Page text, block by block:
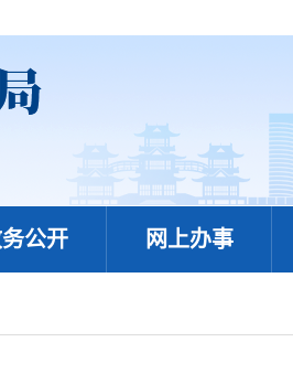
公开 网上办事